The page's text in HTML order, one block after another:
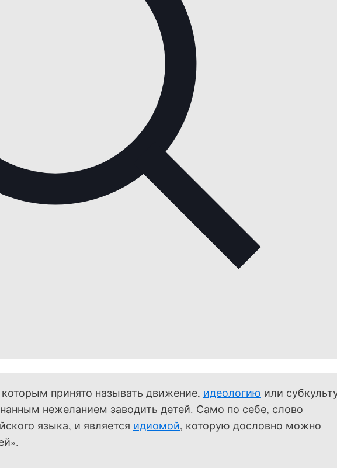
принято называть движение, идеологию или
нежеланием заводить детей. Само по себе, слово
языка, и является идиомой, которую дословно можно